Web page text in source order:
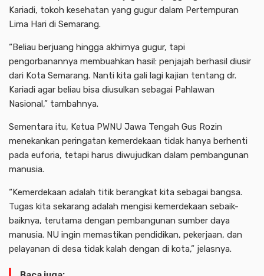
Kariadi, tokoh kesehatan yang gugur dalam Pertempuran
Lima Hari di Semarang.
“Beliau berjuang hingga akhirnya gugur, tapi
pengorbanannya membuahkan hasil: penjajah berhasil diusir
dari Kota Semarang. Nanti kita gali lagi kajian tentang dr.
Kariadi agar beliau bisa diusulkan sebagai Pahlawan
Nasional,” tambahnya.
Sementara itu, Ketua PWNU Jawa Tengah Gus Rozin
menekankan peringatan kemerdekaan tidak hanya berhenti
pada euforia, tetapi harus diwujudkan dalam pembangunan
manusia.
“Kemerdekaan adalah titik berangkat kita sebagai bangsa.
Tugas kita sekarang adalah mengisi kemerdekaan sebaik-
baiknya, terutama dengan pembangunan sumber daya
manusia. NU ingin memastikan pendidikan, pekerjaan, dan
pelayanan di desa tidak kalah dengan di kota,” jelasnya.